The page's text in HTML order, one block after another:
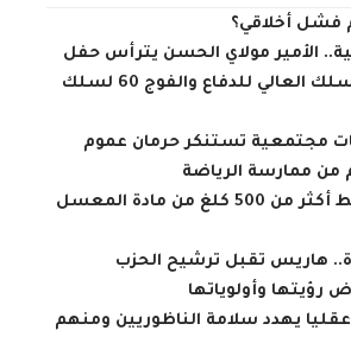
فشل أخلاقي؟
الأمير مولاي الحسن يترأس حفل
تخرج الفوج 26 للسلك العالي للدفاع والفوج 60 لسلك
مجتمعية تستنكر حرمان عموم
ممارسة الرياضة
باب سبتة.. ضبط أكثر من 500 كلغ من مادة المعسل
هاريس تقبل ترشيح الحزب
رؤيتها وأولوياتها
يهدد سلامة الناظوريين ومنهم